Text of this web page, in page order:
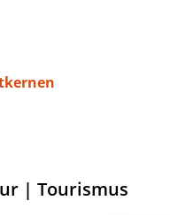
| Tourismus